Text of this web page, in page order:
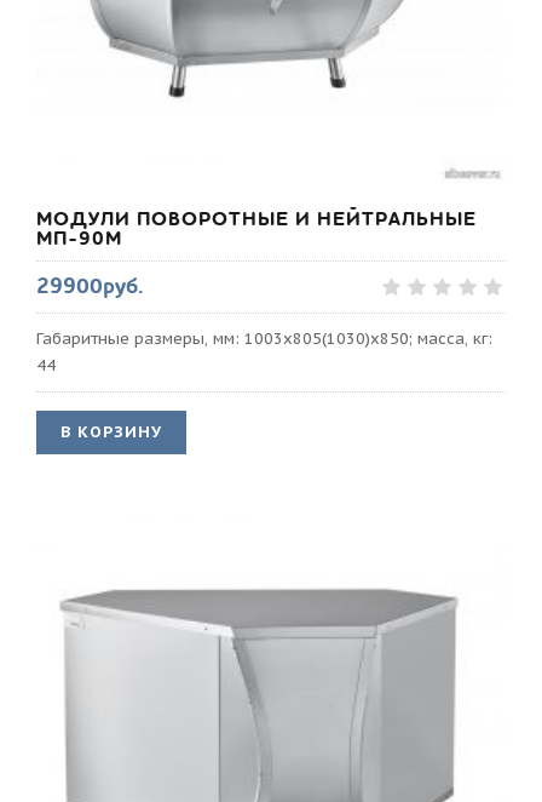
МОДУЛИ ПОВОРОТНЫЕ И НЕЙТРАЛЬНЫЕ
МП-90М
29900руб.
Габаритные размеры, мм: 1003x805(1030)x850; масса, кг:
44
В КОРЗИНУ